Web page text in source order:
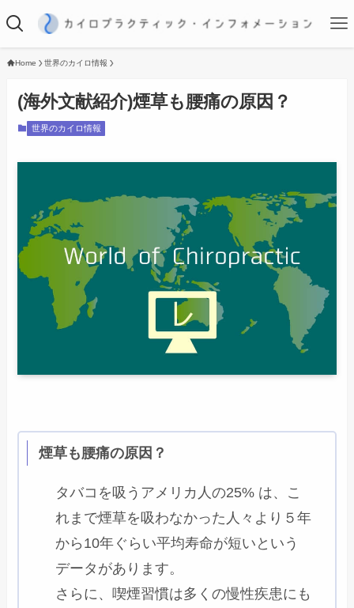
Home 世界のカイロ情報
(海外文献紹介)煙草も腰痛の原因？
世界のカイロ情報
煙草も腰痛の原因？
タバコを吸うアメリカ人の25% は、こ
れまで煙草を吸わなかった人々より５年
から10年ぐらい平均寿命が短いという
データがあります。
さらに、喫煙習慣は多くの慢性疾患にも